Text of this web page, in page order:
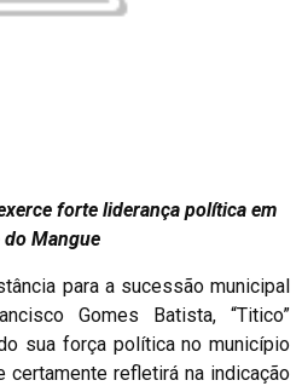
forte liderança política em
Mangue
para a sucessão municipal
Gomes Batista, “Titico”
sua força política no município
certamente refletirá na indicação